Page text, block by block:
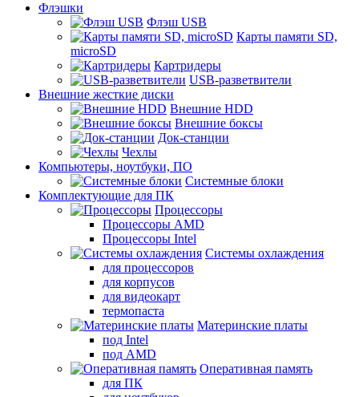
Флэшки
Флэш USB
Карты памяти SD,
microSD
Картридеры
USB-разветвители
Внешние жесткие диски
Внешние HDD
Внешние боксы
Док-станции
Чехлы
Компьютеры, ноутбуки, ПО
Системные блоки
Комплектующие для ПК
Процессоры
Процессоры AMD
Процессоры Intel
Системы охлаждения
для процессоров
для корпусов
для видеокарт
термопаста
Материнские платы
под Intel
под AMD
Оперативная память
для ПК